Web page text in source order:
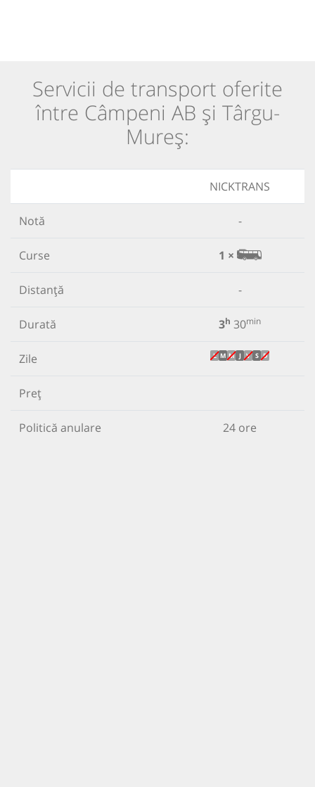
Servicii de transport oferite
între Câmpeni AB și Târgu-
Mureș:
NICKTRANS
Notă -
Curse 1 ×
Distanță -
Durată 3h 30min
Zile L M M J V S D
Preț
Politică anulare 24 ore